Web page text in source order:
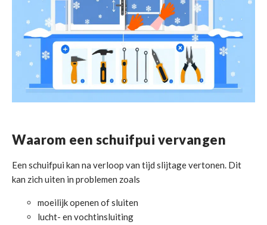
Waarom een schuifpui vervangen
Een schuifpui kan na verloop van tijd slijtage vertonen. Dit
kan zich uiten in problemen zoals
moeilijk openen of sluiten
lucht- en vochtinsluiting